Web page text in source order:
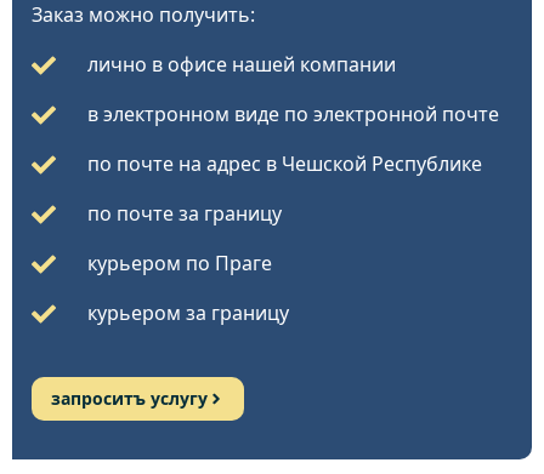
Заказ можно получить:
лично в офисе нашей компании
в электронном виде по электронной почте
по почте на адрес в Чешской Республике
по почте за границу
курьером по Праге
курьером за границу
запроситъ услугу